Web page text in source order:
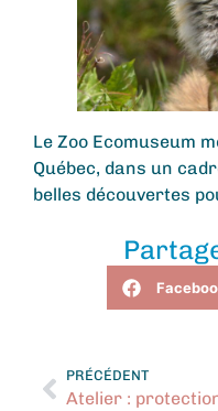
Le Zoo Ecomuseum
Québec, dans un
belles découvertes
PRÉCÉDENT